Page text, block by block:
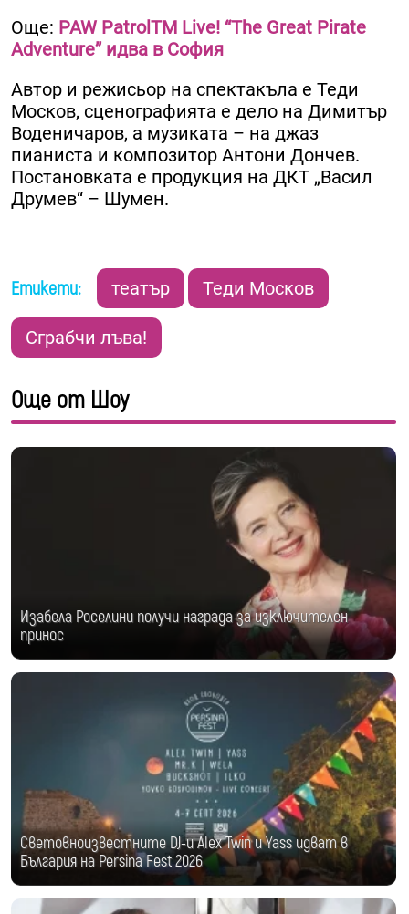
Още: PAW PatrolTM Live! “The Great Pirate
Adventure” идва в София
Автор и режисьор на спектакъла е Теди
Москов, сценографията е дело на Димитър
Воденичаров, а музиката – на джаз
пианиста и композитор Антони Дончев.
Постановката е продукция на ДКТ „Васил
Друмев“ – Шумен.
Етикети: театър Теди Москов
Сграбчи лъва!
Още от Шоу
Изабела Роселини получи награда за изключителен
принос
Световноизвестните DJ-и Alex Twin и Yass идват в
България на Persina Fest 2026